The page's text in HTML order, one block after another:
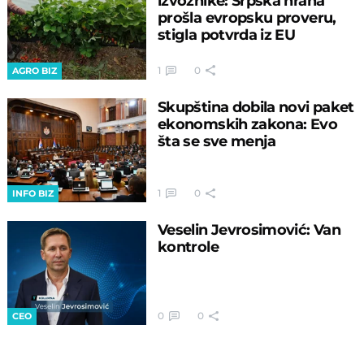
AGRO BIZ
prošla evropsku proveru,
stigla potvrda iz EU
1 0
INFO BIZ
Skupština dobila novi paket
ekonomskih zakona: Evo
šta se sve menja
1 0
CEO
Veselin Jevrosimović: Van
kontrole
0 0